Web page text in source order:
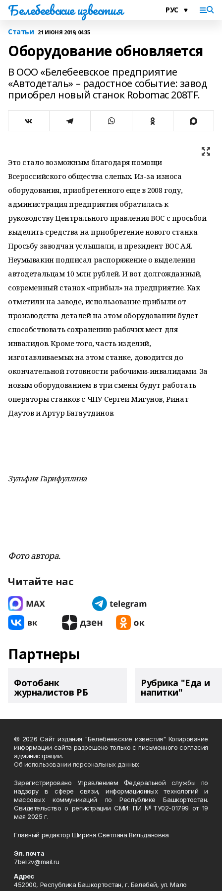
Белебеевские известия
Статьи 21 ИЮНЯ 2019, 04:35
Оборудование обновляется
В ООО «Белебеевское предприятие
«Автодеталь» – радостное событие: завод
приобрел новый станок Robomac 208TF.
Это стало возможным благодаря помощи
Всероссийского общества слепых. Из-за износа
оборудования, приобретенного еще в 2008 году,
администрация предприятия обратилась к
руководству Центрального правления ВОС с просьбой
выделить средства на приобретение нового станка.
Просьбу заводчан услышали, и президент ВОС А.Я.
Неумывакин подписал распоряжение о выделении
автодетальцам 10 млн рублей. И вот долгожданный,
современный станок «прибыл» на предприятие. Как
отметили на заводе, использование прибыли от
производства деталей на этом оборудовании будет
способствовать сохранению рабочих мест для
инвалидов. Кроме того, часть изделий,
изготавливаемых на этом станке, доводится до
окончательной готовности рабочими-инвалидами. За
новым оборудованием в три смены будут работать
операторы станков с ЧПУ Сергей Мигунов, Ринат
Даутов и Артур Багаутдинов.
Зульфия Гарифуллина
Фото автора.
Читайте нас
Партнеры
Фотобанк
журналистов РБ
Рубрика "Еда и
напитки"
© 2026 Сайт издания "Белебеевские известия" Копирование
информации сайта разрешено только с письменного согласия
администрации.
Об использовании персональных данных
Зарегистрировано Управлением Федеральной службы по
надзору в сфере связи, информационных технологий и
массовых коммуникаций по Республике Башкортостан.
Свидетельство о регистрации СМИ: ПИ №ТУ02-01799 от 19
мая 2025 г.
Главный редактор Шириня Светлана Вильдановна
Эл. почта
7belizv@mail.ru
Адрес
452000, Республика Башкортостан, г. Белебей, ул. Мало